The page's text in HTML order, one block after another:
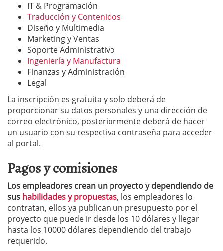
IT & Programación
Traducción y Contenidos
Diseño y Multimedia
Marketing y Ventas
Soporte Administrativo
Ingeniería y Manufactura
Finanzas y Administración
Legal
La inscripción es gratuita y solo deberá de
proporcionar su datos personales y una dirección de
correo electrónico, posteriormente deberá de hacer
un usuario con su respectiva contraseña para acceder
al portal.
Pagos y comisiones
Los empleadores crean un proyecto y dependiendo de
sus habilidades y propuestas, los empleadores lo
contratan, ellos ya publican un presupuesto por el
proyecto que puede ir desde los 10 dólares y llegar
hasta los 10000 dólares dependiendo del trabajo
requerido.